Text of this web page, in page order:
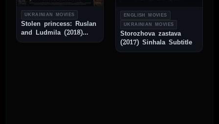
UKRAINIAN MOVIES
Stolen princess: Ruslan
and Ludmila (2018)
Sinhala Subtitle
ENGLISH MOVIES
UKRAINIAN MOVIES
Storozhova zastava
(2017) Sinhala Subtitle